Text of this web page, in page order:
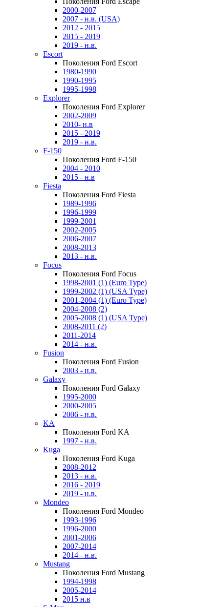
2000-2007
2007 - н.в. (USA)
2012 - 2015
2015 - 2019
2019 - н.в.
Escort
Поколения Ford Escort
1980-1990
1990-1995
1995-1998
Explorer
Поколения Ford Explorer
2002-2009
2010- н.в
2015 - 2019
2019 - н.в.
F-150
Поколения Ford F-150
2004 - 2010
2015 - н.в
Fiesta
Поколения Ford Fiesta
1989-1996
1996-1999
1999-2001
2002-2005
2006-2007
2008-2013
2013 - н.в.
Focus
Поколения Ford Focus
1998-2001 (1) (Euro Type)
1999-2002 (1) (USA Type)
2001-2004 (1) (Euro Type)
2004-2008 (2)
2005-2008 (1) (USA Type)
2008-2011 (2)
2011-2014
2014 - н.в.
Fusion
Поколения Ford Fusion
2003 - н.в.
Galaxy
Поколения Ford Galaxy
1995-2000
2000-2005
2006 - н.в.
KA
Поколения Ford KA
1997 - н.в.
Kuga
Поколения Ford Kuga
2008-2012
2013 - н.в.
2016 - 2019
2019 - н.в.
Mondeo
Поколения Ford Mondeo
1993-1996
1996-2000
2001-2006
2007-2014
2014 - н.в.
Mustang
Поколения Ford Mustang
1994-1998
2005-2014
2015 н.в